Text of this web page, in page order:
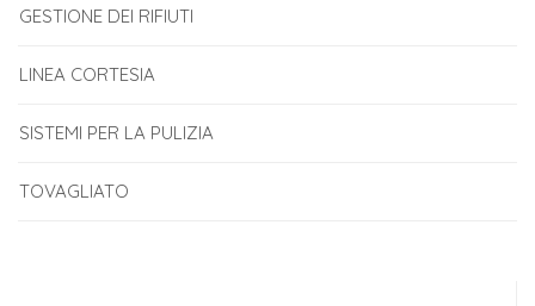
GESTIONE DEI RIFIUTI
LINEA CORTESIA
SISTEMI PER LA PULIZIA
TOVAGLIATO